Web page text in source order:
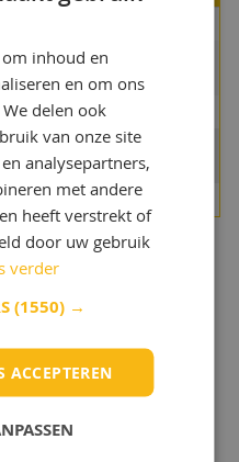
E70-97
9,6
1,0
zonlicht. Product
voorkom het indringen
stabiliteit adviseren
45 °C. Om
te vermijden
inhoud en
en om ons
delen ook
van onze site
analysepartners,
met andere
heeft verstrekt of
door uw gebruik
verder
(1550) →
ACCEPTEREN